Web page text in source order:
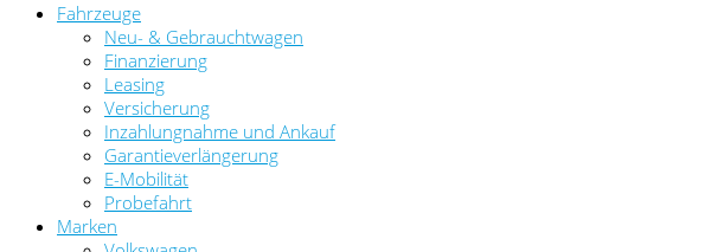
Fahrzeuge
Neu- & Gebrauchtwagen
Finanzierung
Leasing
Versicherung
Inzahlungnahme und Ankauf
Garantieverlängerung
E-Mobilität
Probefahrt
Marken